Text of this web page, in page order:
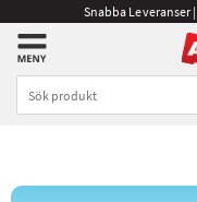
Snabba Leveranser